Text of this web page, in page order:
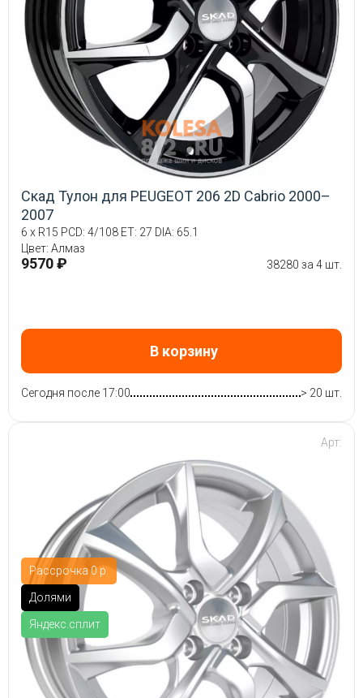
Скад Тулон для PEUGEOT 206 2D Cabrio 2000–
2007
6 x R15 PCD: 4/108 ET: 27 DIA: 65.1
Цвет: Алмаз
9570 ₽ 38280 за 4 шт.
В корзину
Сегодня после 17:00 > 20 шт.
Рассрочка 0 р.
Долями
Яндекс.сплит
Арт: